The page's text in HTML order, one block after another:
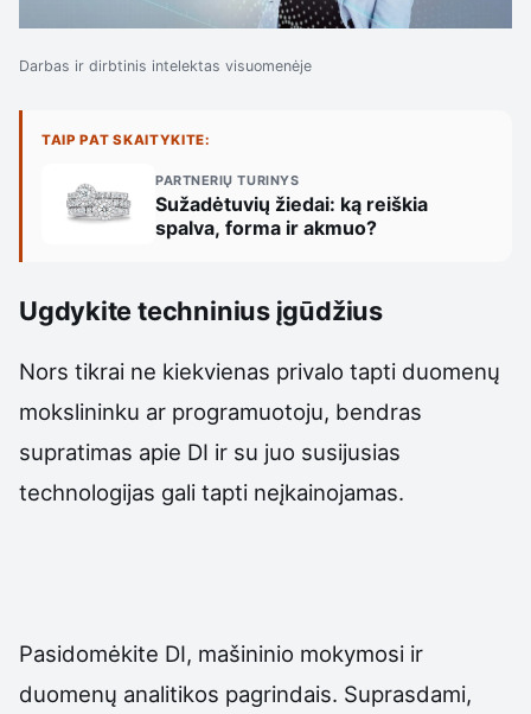
Darbas ir dirbtinis intelektas visuomenėje
TAIP PAT SKAITYKITE:
PARTNERIŲ TURINYS
Sužadėtuvių žiedai: ką reiškia
spalva, forma ir akmuo?
Ugdykite techninius įgūdžius
Nors tikrai ne kiekvienas privalo tapti duomenų
mokslininku ar programuotoju, bendras
supratimas apie DI ir su juo susijusias
technologijas gali tapti neįkainojamas.
Pasidomėkite DI, mašininio mokymosi ir
duomenų analitikos pagrindais. Suprasdami,